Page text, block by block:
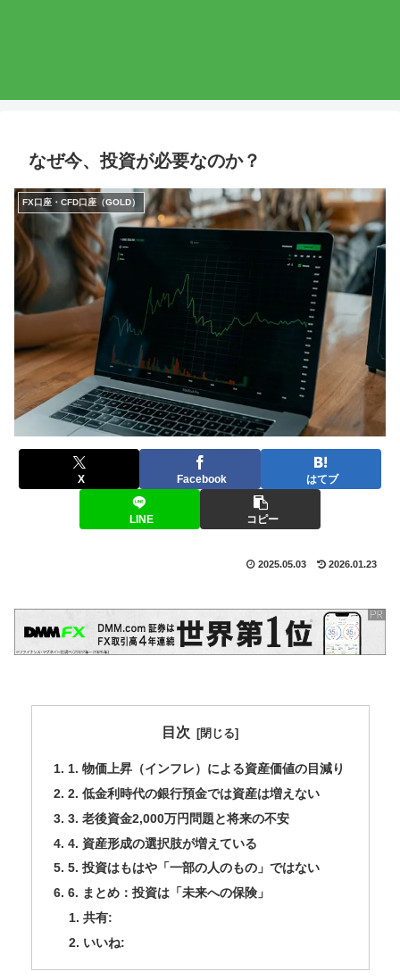
なぜ今、投資が必要なのか？
FX口座・CFD口座（GOLD）
X Facebook はてブ
LINE コピー
2025.05.03 2026.01.23
目次
1. 物価上昇（インフレ）による資産価値の目減り
2. 低金利時代の銀行預金では資産は増えない
3. 老後資金2,000万円問題と将来の不安
4. 資産形成の選択肢が増えている
5. 投資はもはや「一部の人のもの」ではない
6. まとめ：投資は「未来への保険」
共有:
いいね: